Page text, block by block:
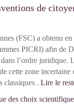
de
(FSC) a obtenu
PICRI) afin de
l’ordre juridique.
cette zone incertaine
classiques . Lire le
des choix